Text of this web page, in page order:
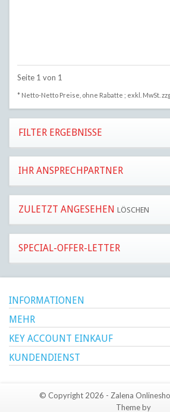
Seite 1 von 1
* Netto-Netto Preise, ohne Rabatte ; exkl. MwSt.
FILTER ERGEBNISSE
IHR ANSPRECHPARTNER
ZULETZT ANGESEHEN LÖSCHEN
SPECIAL-OFFER-LETTER
INFORMATIONEN
MEHR
KEY ACCOUNT EINKAUF
KUNDENDIENST
© Copyright 2026 - Zalena
Theme by